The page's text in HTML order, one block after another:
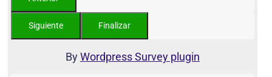
ByWordpress Survey plugin